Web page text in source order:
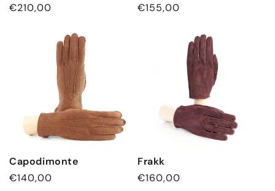
Normaler
€210,00
Normaler
€155,00
Capodimonte
Normaler
€140,00
Frakk
Normaler
€160,00